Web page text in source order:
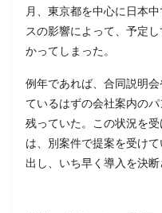
月、東京都を中心に日本
スの影響によって、予定
かってしまった。
例年であれば、合同説明
ているはずの会社案内の
残っていた。この状況を
は、別案件で提案を受け
出し、いち早く導入を決断